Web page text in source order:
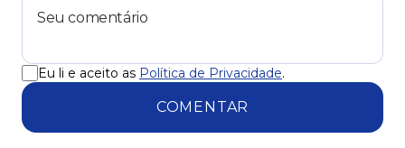
Eu li e aceito as Política de Privacidade.
COMENTAR